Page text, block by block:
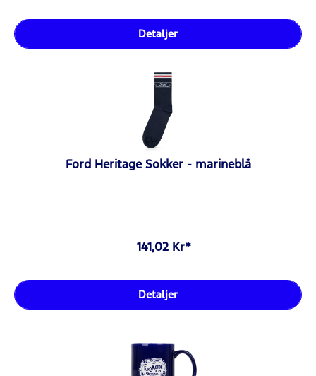
Detaljer
Ford Heritage Sokker - marineblå
141,02 Kr*
Detaljer